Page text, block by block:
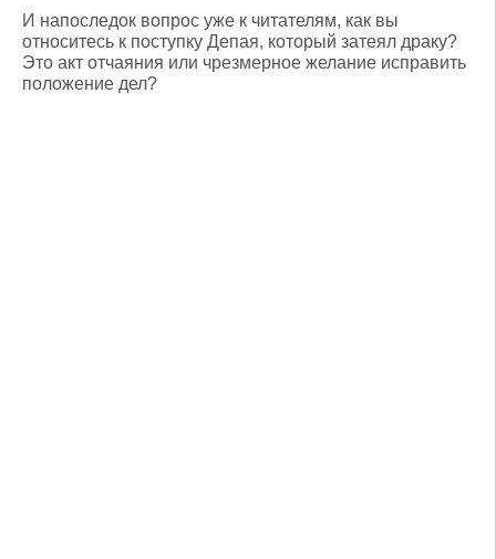
И напоследок вопрос уже к читателям, как вы
относитесь к поступку Депая, который затеял драку?
Это акт отчаяния или чрезмерное желание исправить
положение дел?